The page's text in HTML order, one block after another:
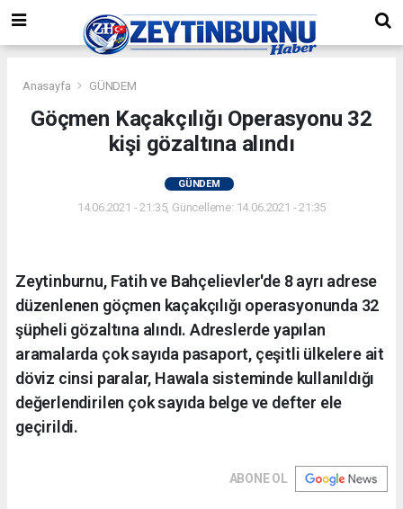
Anasayfa GÜNDEM
Göçmen Kaçakçılığı Operasyonu 32
kişi gözaltına alındı
GÜNDEM
14.06.2021 - 21:35, Güncelleme: 14.06.2021 - 21:35
Zeytinburnu, Fatih ve Bahçelievler'de 8 ayrı adrese
düzenlenen göçmen kaçakçılığı operasyonunda 32
şüpheli gözaltına alındı. Adreslerde yapılan
aramalarda çok sayıda pasaport, çeşitli ülkelere ait
döviz cinsi paralar, Hawala sisteminde kullanıldığı
değerlendirilen çok sayıda belge ve defter ele
geçirildi.
ABONE OL